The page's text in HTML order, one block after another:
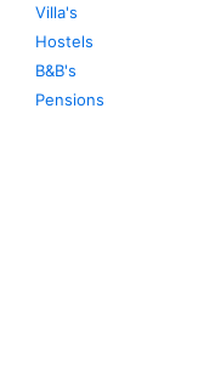
Villa's
Hostels
B&B's
Pensions